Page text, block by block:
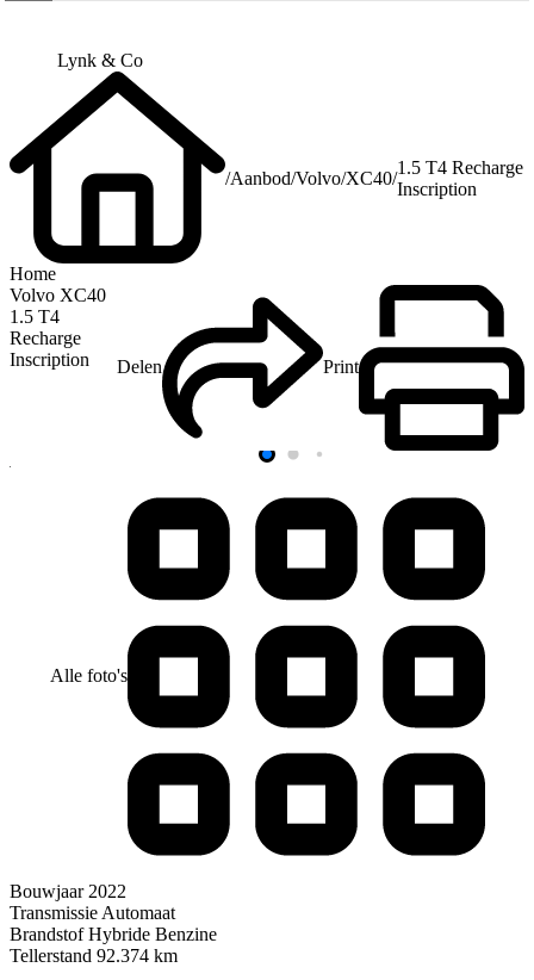
Lynk & Co
Home
/Aanbod/Volvo/XC40/
1.5 T4 Recharge
Inscription
Volvo XC40
1.5 T4
Recharge
Inscription
Delen Print
Alle foto's
Bouwjaar 2022
Transmissie Automaat
Brandstof Hybride Benzine
Tellerstand 92.374 km